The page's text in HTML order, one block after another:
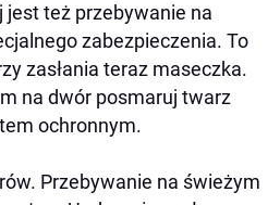
jest też przebywanie na
zabezpieczenia. To
zasłania teraz maseczka.
na dwór posmaruj twarz
ochronnym.
Przebywanie na świeżym